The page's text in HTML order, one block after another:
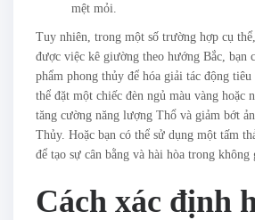
mệt mỏi.
Tuy nhiên, trong một số trường hợp cụ
được việc kê giường theo hướng Bắc, bạn
phẩm phong thủy để hóa giải tác động
thể đặt một chiếc đèn ngủ màu vàng hoặc
tăng cường năng lượng Thổ và giảm bớt
Thủy. Hoặc bạn có thể sử dụng một tấm
để tạo sự cân bằng và hài hòa trong không
Cách xác định